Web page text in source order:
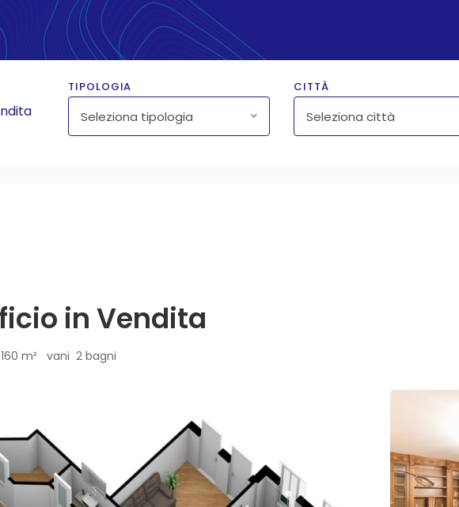
TIPOLOGIA
Seleziona tipologia
CITTÀ
Seleziona città
in Vendita
m² vani 2 bagni